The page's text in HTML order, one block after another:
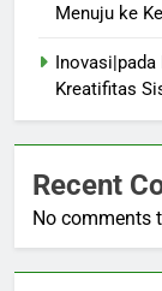
Menuju ke
Kreatifitas
Recent
No comments